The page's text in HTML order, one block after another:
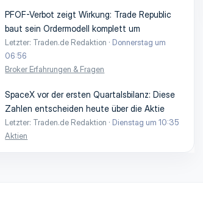
PFOF-Verbot zeigt Wirkung: Trade Republic
baut sein Ordermodell komplett um
Letzter: Traden.de Redaktion
Donnerstag um
06:56
Broker Erfahrungen & Fragen
SpaceX vor der ersten Quartalsbilanz: Diese
Zahlen entscheiden heute über die Aktie
Letzter: Traden.de Redaktion
Dienstag um 10:35
Aktien